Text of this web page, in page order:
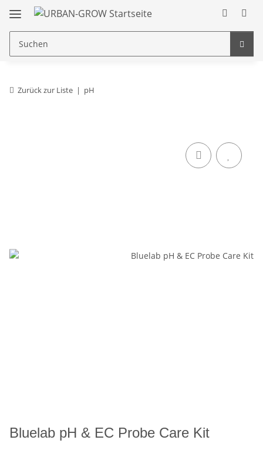
Zurück zur Liste pH
Bluelab pH & EC Probe Care Kit